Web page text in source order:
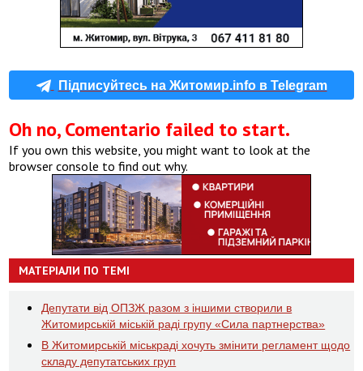
Підписуйтесь на Житомир.info в Telegram
Oh no, Comentario failed to start.
If you own this website, you might want to look at the
browser console to find out why.
МАТЕРІАЛИ ПО ТЕМІ
Депутати від ОПЗЖ разом з іншими створили в
Житомирській міській раді групу «Сила партнерства»
В Житомирській міськраді хочуть змінити регламент щодо
складу депутатських груп